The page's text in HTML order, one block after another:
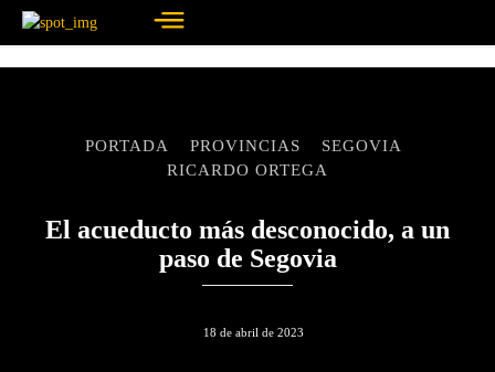
PORTADA PROVINCIAS
SEGOVIA
RICARDO ORTEGA
El acueducto más desconocido, a un
paso de Segovia
18 de abril de 2023